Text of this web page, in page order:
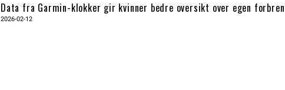
Data fra Garmin-klokker gir kvinner bedre oversikt over egen
2026-02-12